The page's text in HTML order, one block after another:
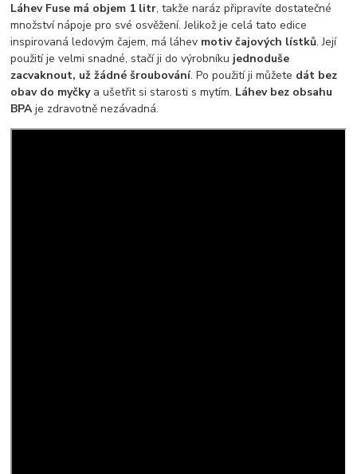
Láhev Fuse má objem 1 litr, takže naráz připravíte dostatečné
množství nápoje pro své osvěžení. Jelikož je celá tato edice
inspirovaná ledovým čajem, má láhev motiv čajových lístků. Její
použití je velmi snadné, stačí ji do výrobníku jednoduše
zacvaknout, už žádné šroubování. Po použití ji můžete dát bez
obav do myčkya ušetřit si starosti s mytím. Láhev bez obsahu
BPAje zdravotně nezávadná.